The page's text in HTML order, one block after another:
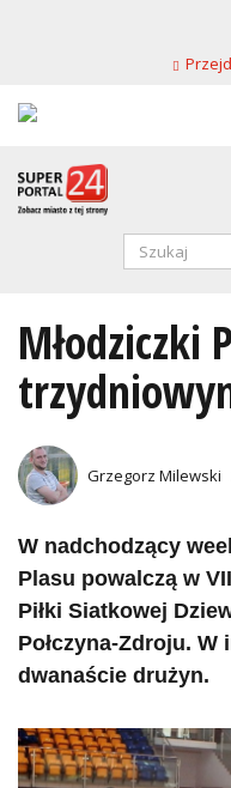
Formularz
Młodziczki
Grzegorz Milewski
W nadchodzący
Plasu powalczą w
Piłki Siatkowej
Połczyna-Zdroju. W
dwanaście drużyn.